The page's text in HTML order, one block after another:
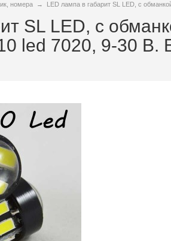
номера → LED лампа в габарит SL LED, с
SL LED, с
led 7020, 9-30 В.